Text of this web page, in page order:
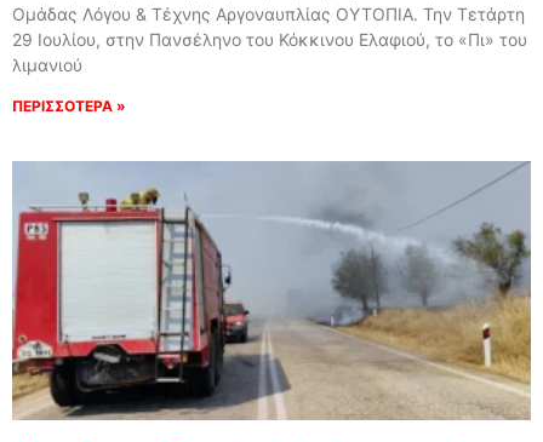
Ομάδας Λόγου & Τέχνης Αργοναυπλίας ΟΥΤΟΠΙΑ. Την Τετάρτη
29 Ιουλίου, στην Πανσέληνο του Κόκκινου Ελαφιού, το «Πι» του
λιμανιού
ΠΕΡΙΣΣΟΤΕΡΑ »